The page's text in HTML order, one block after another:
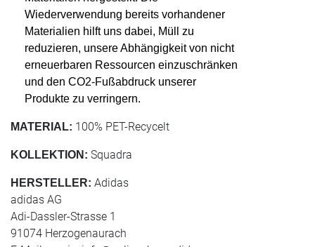
Wiederverwendung bereits vorhandener
Materialien hilft uns dabei, Müll zu
reduzieren, unsere Abhängigkeit von nicht
erneuerbaren Ressourcen einzuschränken
und den CO2-Fußabdruck unserer
Produkte zu verringern.
MATERIAL: 100% PET-Recycelt
KOLLEKTION: Squadra
HERSTELLER: Adidas
adidas AG
Adi-Dassler-Strasse 1
91074 Herzogenaurach